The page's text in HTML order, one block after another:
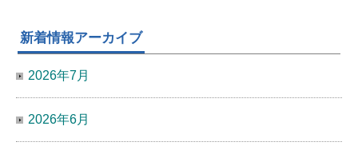
新着情報アーカイブ
2026年7月
2026年6月